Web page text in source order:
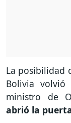
La posibilidad
Bolivia
ministro de
abrió la